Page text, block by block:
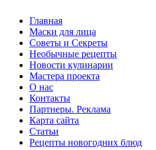
Главная
Маски для лица
Советы и Секреты
Необычные рецепты
Новости кулинарии
Мастера проекта
О нас
Контакты
Партнеры. Реклама
Карта сайта
Статьи
Рецепты новогодних блюд